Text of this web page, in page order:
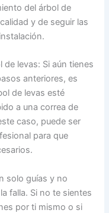
del árbol de
y de seguir las
levas: Si aún tienes
anteriores, es
de levas esté
a una correa de
caso, puede ser
para que
solo guías y no
falla. Si no te sientes
por ti mismo o si